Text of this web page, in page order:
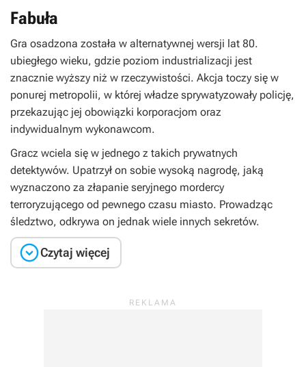
Fabuła
Gra osadzona została w alternatywnej wersji lat 80.
ubiegłego wieku, gdzie poziom industrializacji jest
znacznie wyższy niż w rzeczywistości. Akcja toczy się w
ponurej metropolii, w której władze sprywatyzowały policję,
przekazując jej obowiązki korporacjom oraz
indywidualnym wykonawcom.
Gracz wciela się w jednego z takich prywatnych
detektywów. Upatrzył on sobie wysoką nagrodę, jaką
wyznaczono za złapanie seryjnego mordercy
terroryzującego od pewnego czasu miasto. Prowadząc
śledztwo, odkrywa on jednak wiele innych sekretów.
Czytaj więcej